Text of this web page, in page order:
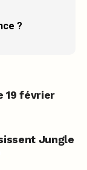
?
19 février
Jungle